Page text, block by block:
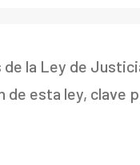
la Ley de
esta ley, clave